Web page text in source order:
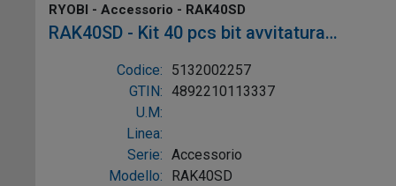
RYOBI - Accessorio - RAK40SD
RAK40SD - Kit 40 pcs bit avvitatura
Valigetta
Codice:
5132002257
GTIN: 4892210113337
U.M:
Linea:
Serie: Accessorio
Modello:
RAK40SD